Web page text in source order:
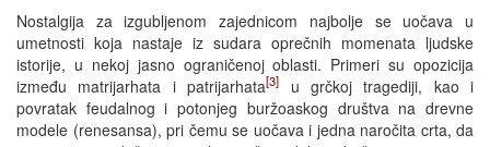
Nostalgija za izgubljenom zajednicom najbolje se uočava u
umetnosti koja nastaje iz sudara oprečnih momenata ljudske
istorije, u nekoj jasno ograničenoj oblasti. Primeri su opozicija
između matrijarhata i patrijarhata[3]
u grčkoj tragediji, kao i
povratak feudalnog i potonjeg buržoaskog društva na drevne
modele (renesansa), pri čemu se uočava i jedna naročita crta, da